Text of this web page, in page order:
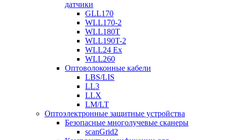
датчики
GLL170
WLL170-2
WLL180T
WLL190T-2
WLL24 Ex
WLL260
Оптоволоконные кабели
LBS/LIS
LL3
LLX
LM/LT
Оптоэлектронные защитные устройства
Безопасные многолучевые сканеры
scanGrid2